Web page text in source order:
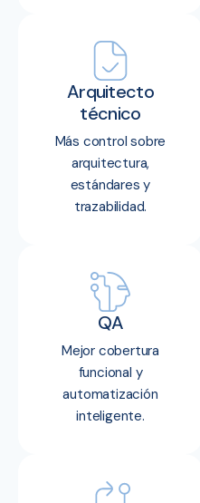
Arquitecto
técnico
Más control sobre
arquitectura,
estándares y
trazabilidad.
QA
Mejor cobertura
funcional y
automatización
inteligente.